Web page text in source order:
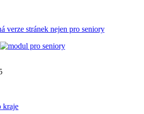
verze stránek nejen pro seniory
kraje